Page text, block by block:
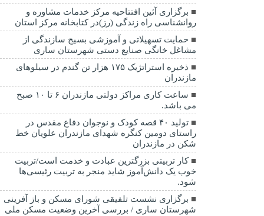
برگزاری آئین افتتاحیه مرکز خدمات مشاوره و
روانشناسی راه زندگی (رز)در کتابخانه مرکز استان
حمایت تسهیلاتی و آموزشی بسیج سازندگی از
مشاغل خانگی صنایع دستی شهرستان ساری
ذخیره استراتژیک ۱۷۵ هزار تن گندم در سیلوهای
مازندران
ساعت کاری مراکز دولتی مازندران ۶ تا ۱۰ صبح
می باشد.
تولید ۴۰ قصه کودک و نوجوان دفاع مقدس در
راستای دومین کنگره شهدای مازندران علویان خط
شکن در مازندران
کار تربیتی بزرگترین عبادت و خدمت است/تربیت
خوب یک دانش‌آموز شاید منجر به تربیت رئیسی‌ها
شود.
برگزاری ‌نشست تلفیقی شورای مسکن و باز آفرینی
شهرستان ساری / بررسی آخرین وضعیت مسکن ملی